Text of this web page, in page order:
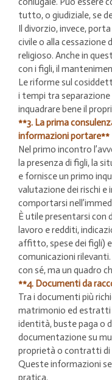
tutto, o giudiziale, se
Il divorzio, invece,
civile o alla
religioso. Anche in
con i figli, il
Le riforme sul
i tempi tra
inquadrare bene il
**3. La prima
informazioni portare**
Nel primo incontro
la presenza di figli, la
e fornisce un primo
valutazione dei rischi e
comportarsi
È utile presentarsi con
lavoro e redditi,
affitto, spese dei figli)
comunicazioni
con sé, ma un quadro
**4. Documenti da
Tra i documenti più
matrimonio ed estratti
identità, buste paga o
documentazione su
proprietà o contratti
Queste informazioni
pratica.